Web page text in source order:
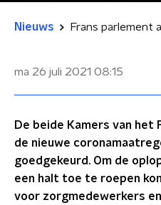
Nieuws
ma 26 juli 2021 08:15
De beide Kamers van het
de nieuwe
goedgekeurd. Om de
een halt toe te roepen
voor zorgmedewerkers